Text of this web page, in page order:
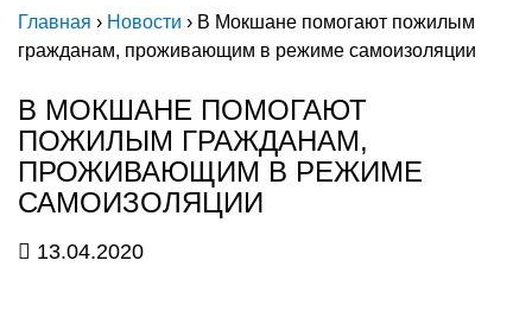
Главная › Новости › В Мокшане помогают пожилым
гражданам, проживающим в режиме самоизоляции
В МОКШАНЕ ПОМОГАЮТ
ПОЖИЛЫМ ГРАЖДАНАМ,
ПРОЖИВАЮЩИМ В РЕЖИМЕ
САМОИЗОЛЯЦИИ
13.04.2020